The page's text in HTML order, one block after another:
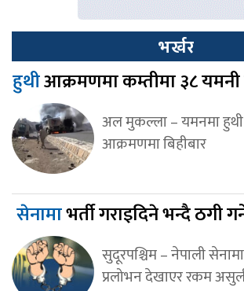
भर्खर
हुथीआक्रमणमा कम्तीमा ३८
अल मुकल्ला – यमनमा हुथी
आक्रमणमा बिहीबार
सेनामाभर्ती गराइदिने भन्दै ठगी
सुदूरपश्चिम – नेपाली
प्रलोभन देखाएर रकम